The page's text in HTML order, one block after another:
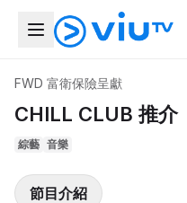
FWD 富衛保險呈獻
CHILL CLUB 推介
綜藝 音樂
節目介紹